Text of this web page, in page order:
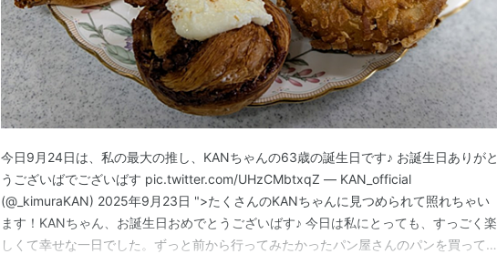
今日9月24日は、私の最大の推し、KANちゃんの63歳の誕生日です♪ お誕生日ありがと
うございばでございばす pic.twitter.com/UHzCMbtxqZ — KAN_official
(@_kimuraKAN) 2025年9月23日 ">たくさんのKANちゃんに見つめられて照れちゃい
ます！KANちゃん、お誕生日おめでとうございばす♪ 今日は私にとっても、すっごく楽
しくて幸せな一日でした。ずっと前から行ってみたかったパン屋さんのパンを買ってき